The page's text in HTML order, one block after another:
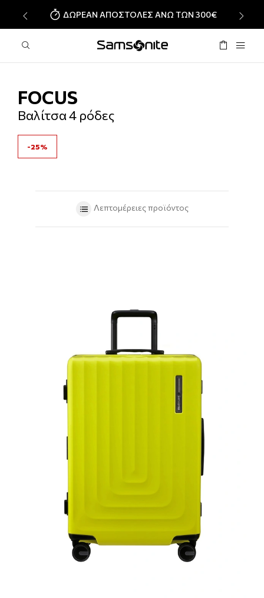
ΔΩΡΕΑΝ ΑΠΟΣΤΟΛΕΣ ΑΝΩ ΤΩΝ 300€
FOCUS
Βαλίτσα 4 ρόδες
-25%
Λεπτομέρειες προϊόντος